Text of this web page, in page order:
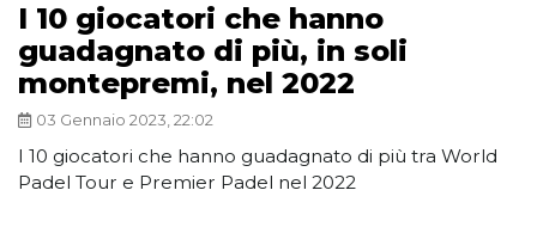
I 10 giocatori che hanno
guadagnato di più, in soli
montepremi, nel 2022
03 Gennaio 2023, 22:02
I 10 giocatori che hanno guadagnato di più tra World
Padel Tour e Premier Padel nel 2022